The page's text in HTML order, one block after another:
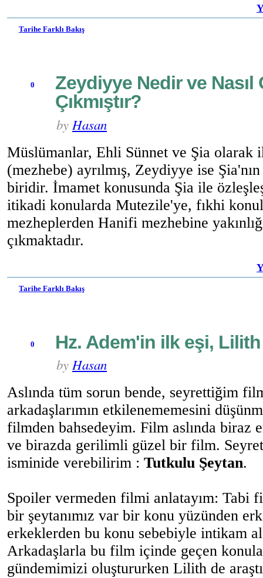
Tarihe Farklı Bakış
0
Zeydiyye Nedir ve Nasıl
Çıkmıştır?
by Hasan
Müslümanlar, Ehli Sünnet ve Şia olarak
(mezhebe) ayrılmış, Zeydiyye ise
biridir. İmamet konusunda Şia ile
itikadi konularda Mutezile'ye, fıkhi
mezheplerden Hanifi mezhebine
çıkmaktadır.
Tarihe Farklı Bakış
0 Hz. Adem'in ilk eşi,
by Hasan
Aslında tüm sorun bende, seyrettiğim
arkadaşlarımın etkilenememesini
filmden bahsedeyim. Film aslında biraz
ve birazda gerilimli güzel bir film.
isminide verebilirim : Tutkulu Şeytan.
Spoiler vermeden filmi anlatayım: Tabi
bir şeytanımız var bir konu yüzünden
erkeklerden bu konu sebebiyle intikam
Arkadaşlarla bu film içinde geçen
gündemimizi oluştururken Lilith de